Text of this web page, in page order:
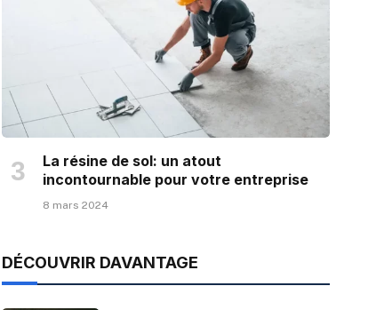
La résine de sol: un atout
incontournable pour votre entreprise
8 mars 2024
DÉCOUVRIR DAVANTAGE